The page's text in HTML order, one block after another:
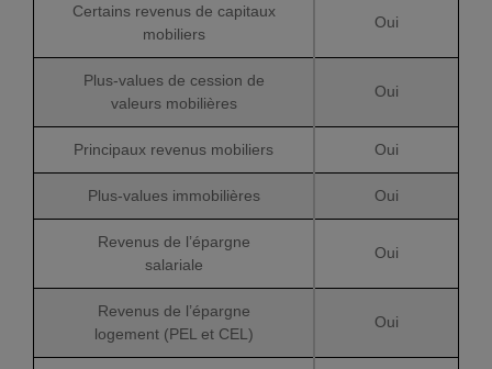
Certains revenus de capitaux
mobiliers
Oui
Plus-values de cession de
valeurs mobilières
Oui
Principaux revenus mobiliers Oui
Plus-values immobilières Oui
Revenus de l’épargne
salariale
Oui
Revenus de l’épargne
logement (PEL et CEL)
Oui